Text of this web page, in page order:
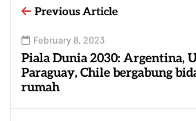
Previous Article
February 8, 2023
Piala Dunia 2030: Argentina,
Paraguay, Chile bergabung
rumah